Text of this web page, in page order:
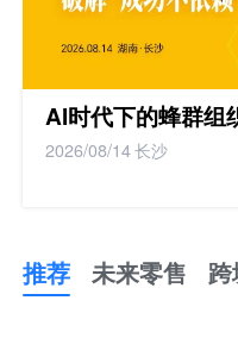
AI时代下的蜂群组
2026/08/14长沙
推荐 未来零售